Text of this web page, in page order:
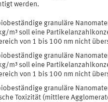
werden.
granuläre
m³ soll eine
von 1 bis 100 nm nicht
granuläre
m³ soll eine
von 1 bis 100 nm nicht
granuläre
Toxizität (mittlere